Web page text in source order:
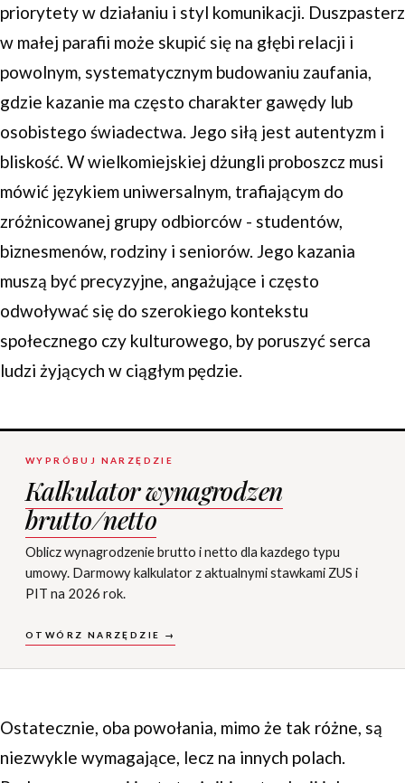
priorytety w działaniu i styl komunikacji. Duszpasterz
w małej parafii może skupić się na głębi relacji i
powolnym, systematycznym budowaniu zaufania,
gdzie kazanie ma często charakter gawędy lub
osobistego świadectwa. Jego siłą jest autentyzm i
bliskość. W wielkomiejskiej dżungli proboszcz musi
mówić językiem uniwersalnym, trafiającym do
zróżnicowanej grupy odbiorców - studentów,
biznesmenów, rodziny i seniorów. Jego kazania
muszą być precyzyjne, angażujące i często
odwoływać się do szerokiego kontekstu
społecznego czy kulturowego, by poruszyć serca
ludzi żyjących w ciągłym pędzie.
WYPRÓBUJ NARZĘDZIE
Kalkulator wynagrodzen
brutto/netto
Oblicz wynagrodzenie brutto i netto dla kazdego typu
umowy. Darmowy kalkulator z aktualnymi stawkami ZUS i
PIT na 2026 rok.
OTWÓRZ NARZĘDZIE →
Ostatecznie, oba powołania, mimo że tak różne, są
niezwykle wymagające, lecz na innych polach.